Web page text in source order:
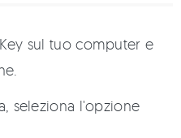
sul tuo computer e
seleziona l'opzione